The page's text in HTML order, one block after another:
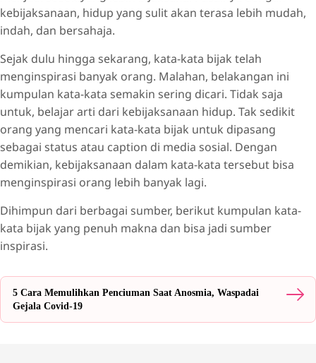
kebijaksanaan, hidup yang sulit akan terasa lebih mudah,
indah, dan bersahaja.
Sejak dulu hingga sekarang, kata-kata bijak telah
menginspirasi banyak orang. Malahan, belakangan ini
kumpulan kata-kata semakin sering dicari. Tidak saja
untuk, belajar arti dari kebijaksanaan hidup. Tak sedikit
orang yang mencari kata-kata bijak untuk dipasang
sebagai status atau caption di media sosial. Dengan
demikian, kebijaksanaan dalam kata-kata tersebut bisa
menginspirasi orang lebih banyak lagi.
Dihimpun dari berbagai sumber, berikut kumpulan kata-
kata bijak yang penuh makna dan bisa jadi sumber
inspirasi.
5 Cara Memulihkan Penciuman Saat Anosmia, Waspadai
Gejala Covid-19